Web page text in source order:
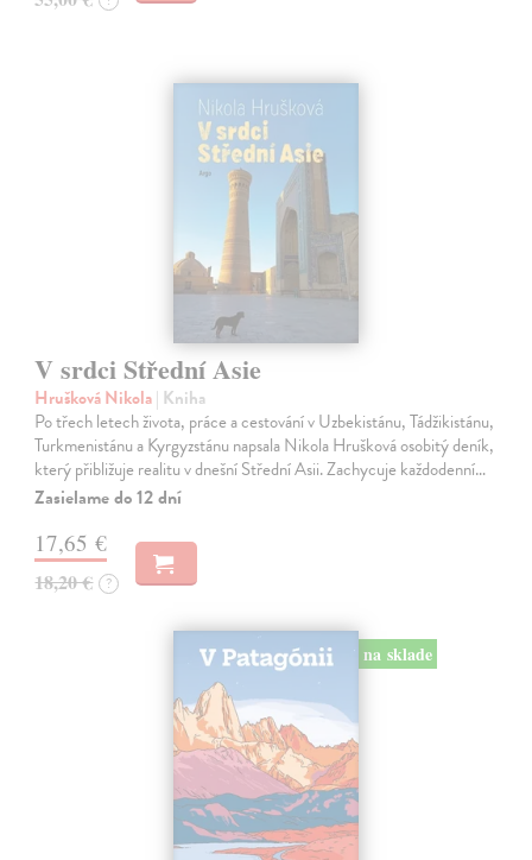
V srdci Střední Asie
Hrušková Nikola| Kniha
Po třech letech života, práce a cestování v Uzbekistánu, Tádžikistánu,
Turkmenistánu a Kyrgyzstánu napsala Nikola Hrušková osobitý deník,
který přibližuje realitu v dnešní Střední Asii. Zachycuje každodenní…
Zasielame do 12 dní
17,65 €
18,20 € ?
na sklade